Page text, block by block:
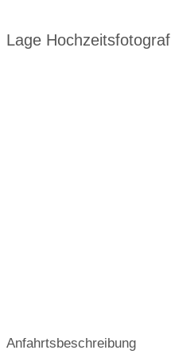
Lage Hochzeitsfotograf
Anfahrtsbeschreibung